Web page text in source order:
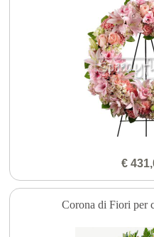
€
Corona di Fiori per